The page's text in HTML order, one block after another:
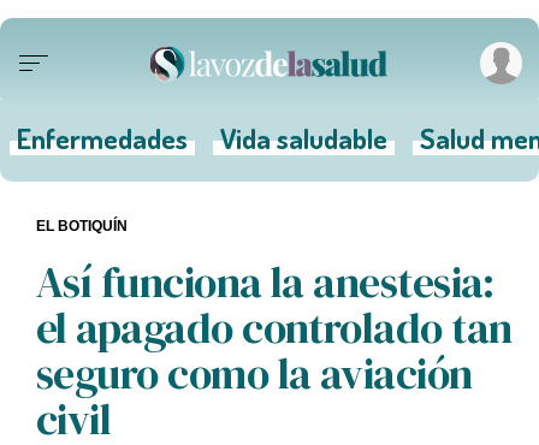
Enfermedades Vida saludable Salud
Así funciona la anestesia:
el apagado controlado tan
seguro como la aviación
civil
EL BOTIQUÍN